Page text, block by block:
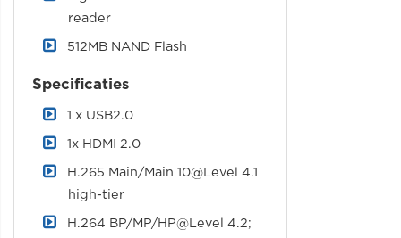
reader
512MB NAND Flash
Specificaties
1 x USB2.0
1x HDMI 2.0
H.265 Main/Main 10@Level 4.1
high-tier
H.264 BP/MP/HP@Level 4.2;